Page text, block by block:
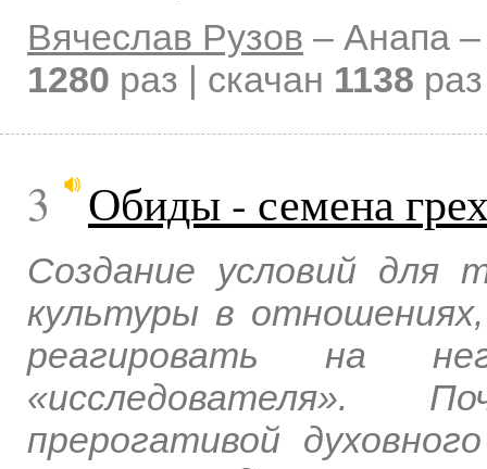
Вячеслав Рузов – Анапа
1280 раз | скачан 1138
3 Обиды - семена
Создание условий для
культуры в
реагировать на
«исследователя».
прерогативой